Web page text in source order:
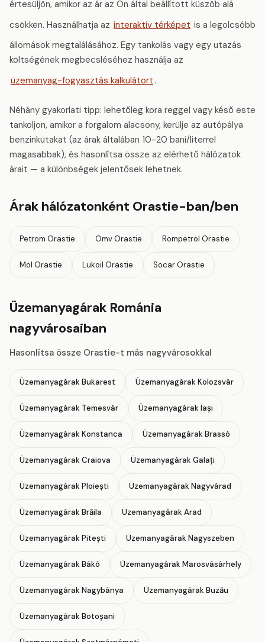
értesüljön, amikor az ár az Ön által beállított küszöb alá
csökken. Használhatja az interaktív térképet is a legolcsóbb
állomások megtalálásához. Egy tankolás vagy egy utazás
költségének megbecsléséhez használja az
üzemanyag-fogyasztás kalkulátort .
Néhány gyakorlati tipp: lehetőleg kora reggel vagy késő este
tankoljon, amikor a forgalom alacsony, kerülje az autópálya
benzinkutakat (az árak általában 10-20 bani/literrel
magasabbak), és hasonlítsa össze az elérhető hálózatok
árait — a különbségek jelentősek lehetnek.
Árak hálózatonként Orastie-ban/ben
Petrom Orastie Omv Orastie Rompetrol Orastie
Mol Orastie Lukoil Orastie Socar Orastie
Üzemanyagárak Románia
nagyvárosaiban
Hasonlítsa össze Orastie-t más nagyvárosokkal
Üzemanyagárak Bukarest Üzemanyagárak Kolozsvár
Üzemanyagárak Temesvár Üzemanyagárak Iași
Üzemanyagárak Konstanca Üzemanyagárak Brassó
Üzemanyagárak Craiova Üzemanyagárak Galați
Üzemanyagárak Ploiești Üzemanyagárak Nagyvárad
Üzemanyagárak Brăila Üzemanyagárak Arad
Üzemanyagárak Pitești Üzemanyagárak Nagyszeben
Üzemanyagárak Bákó Üzemanyagárak Marosvásárhely
Üzemanyagárak Nagybánya Üzemanyagárak Buzău
Üzemanyagárak Botoșani